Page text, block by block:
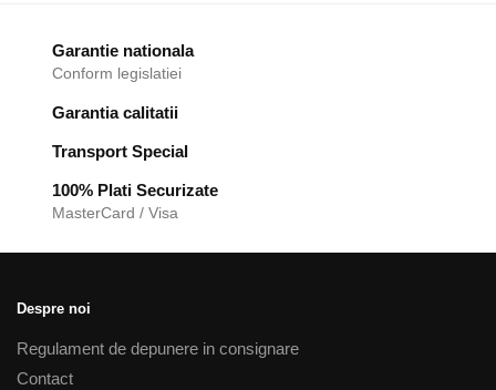
Garantie nationala
Conform legislatiei
Garantia calitatii
Transport Special
100% Plati Securizate
MasterCard / Visa
Despre noi
Regulament de depunere in consignare
Contact